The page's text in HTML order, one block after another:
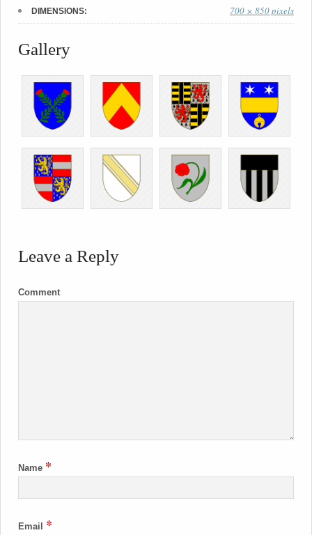
DIMENSIONS: 700 × 850 pixels
Gallery
Leave a Reply
Comment
Name *
Email *